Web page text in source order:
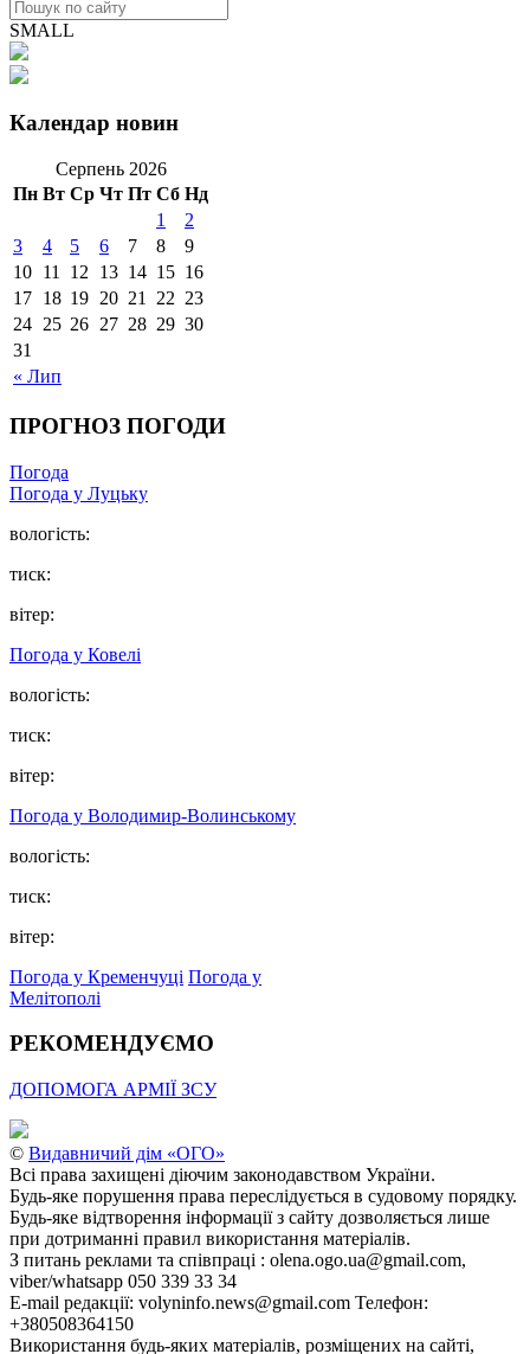
SMALL
Календар новин
Серпень 2026
Пн Вт Ср Чт Пт Сб Нд
« Лип
1
2
3
4 5 6 7 8
9
10 11 12 13 14 15 16
17 18 19 20 21 22 23
24 25 26 27 28 29 30
31
ПРОГНОЗ ПОГОДИ
Погода
Погода у Луцьку
вологість:
тиск:
вітер:
Погода у Ковелі
вологість:
тиск:
вітер:
Погода у Володимир-Волинському
вологість:
тиск:
вітер:
Погода у Кременчуці Погода у
Мелітополі
РЕКОМЕНДУЄМО
ДОПОМОГА АРМІЇ ЗСУ
© Видавничий дім «ОГО»
Всі права захищені діючим законодавством України.
Будь-яке порушення права переслідується в судовому порядку.
Будь-яке відтворення інформації з сайту дозволяється лише
при дотриманні правил використання матеріалів.
З питань реклами та співпраці : olena.ogo.ua@gmail.com,
viber/whatsapp 050 339 33 34
E-mail редакції: volyninfo.news@gmail.com Телефон:
+380508364150
Використання будь-яких матеріалів, розміщених на сайті,